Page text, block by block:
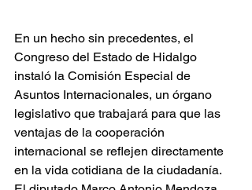
En un hecho sin precedentes, el
Congreso del Estado de Hidalgo
instaló la Comisión Especial de
Asuntos Internacionales, un órgano
legislativo que trabajará para que las
ventajas de la cooperación
internacional se reflejen directamente
en la vida cotidiana de la ciudadanía.